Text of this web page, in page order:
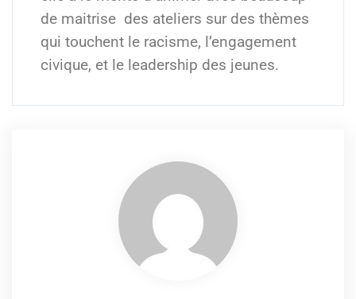
de maitrise des ateliers sur des thèmes
qui touchent le racisme, l’engagement
civique, et le leadership des jeunes.